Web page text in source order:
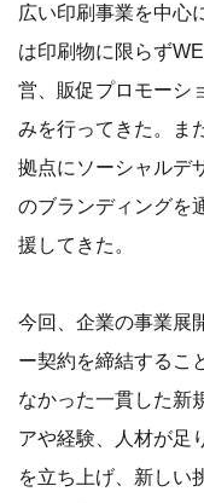
広い印刷事業を中心
は印刷物に限らず
営、販促プロモーシ
みを行ってきた。ま
拠点にソーシャルデ
のブランディングを
援してきた。
今回、企業の事業展
ー契約を締結するこ
なかった一貫した新
アや経験、人材が足
を立ち上げ、新しい